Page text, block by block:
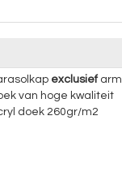
exclusiefarm
van hoge kwaliteit
doek 260gr/m2